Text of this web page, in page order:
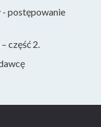
postępowanie
część 2.